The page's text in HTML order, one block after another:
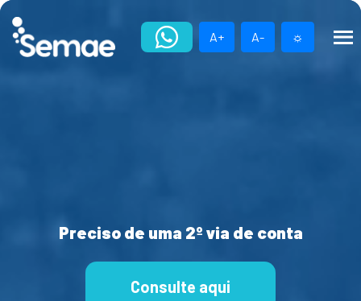
Skip
content
A+ A- ☼
Preciso de uma 2º via de conta
Consulte aqui